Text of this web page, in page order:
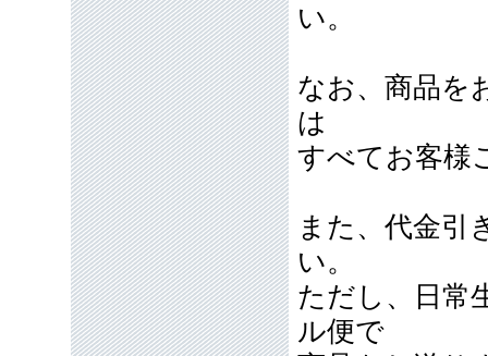
い。
なお、商品を
は
すべてお客様
また、代金引
い。
ただし、日常
ル便で